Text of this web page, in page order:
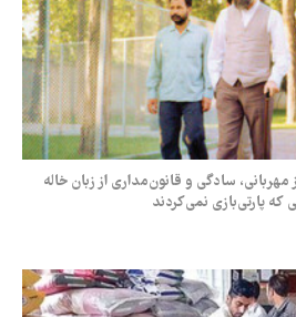
سادگی و قانون‌مداری از زبان خاله
که پارتی‌بازی نمی‌کردند